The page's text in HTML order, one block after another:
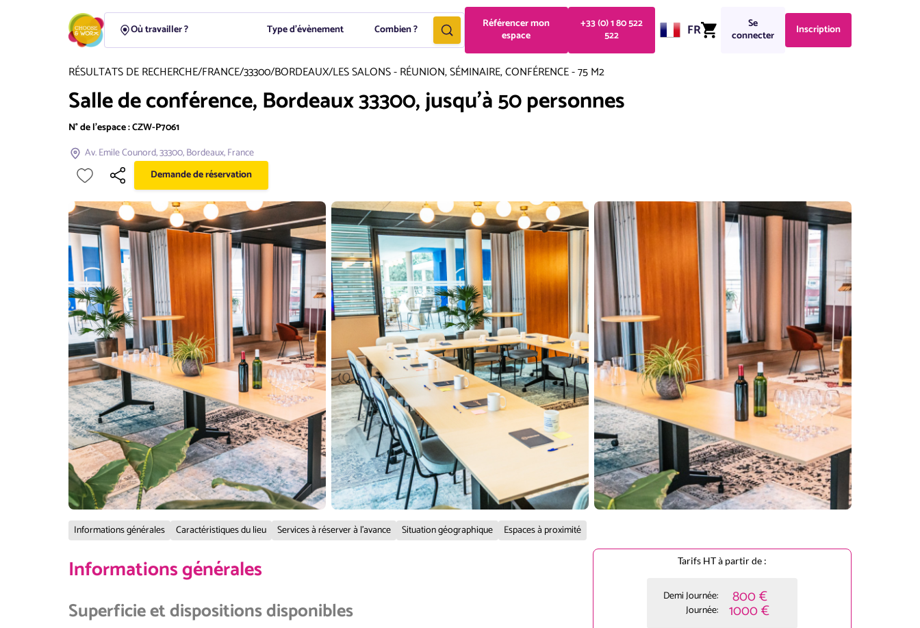
Type d'évènement Combien ? Référencer mon
espace
+33 (0) 1 80 522
522 FR Se
connecter Inscription
RÉSULTATS DE RECHERCHE/FRANCE/33300/BORDEAUX/LES SALONS - RÉUNION, SÉMINAIRE, CONFÉRENCE - 75 M2
Salle de conférence, Bordeaux 33300, jusqu'à 50 personnes
N° de l'espace :CZW-P7061
Av. Emile Counord, 33300, Bordeaux, France
Demande de réservation
Informations générales Caractéristiques du lieu Services à réserver à l'avance Situation géographique Espaces à proximité
Informations générales
Superficie et dispositions disponibles
Tarifs HT à partir de :
Demi Journée: 800 €
Journée: 1000 €